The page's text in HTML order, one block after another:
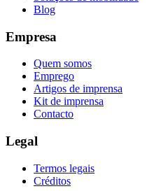
Blog
Empresa
Quem somos
Emprego
Artigos de imprensa
Kit de imprensa
Contacto
Legal
Termos legais
Créditos